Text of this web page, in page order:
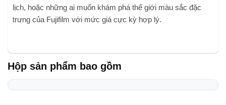
lịch, hoặc những ai muốn khám phá thế giới màu sắc đặc
trưng của Fujifilm với mức giá cực kỳ hợp lý.
Hộp sản phẩm bao gồm